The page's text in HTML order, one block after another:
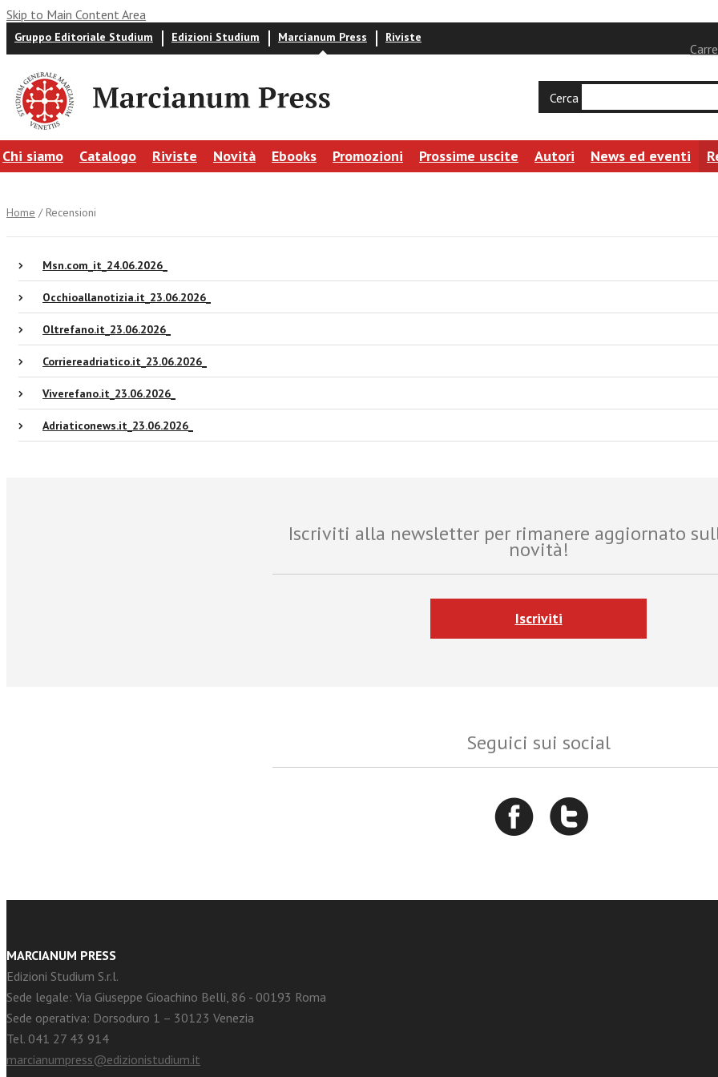
Skip to Main Content Area
Gruppo Editoriale Studium Edizioni Studium Marcianum Press Riviste
Cerca
Chi siamo Catalogo Riviste Novità Ebooks Promozioni Prossime uscite Autori News ed eventi
Home / Recensioni
Msn.com_it_24.06.2026_
Occhioallanotizia.it_23.06.2026_
Oltrefano.it_23.06.2026_
Corriereadriatico.it_23.06.2026_
Viverefano.it_23.06.2026_
Adriaticonews.it_23.06.2026_
Iscriviti alla newsletter per rimanere aggiornato
novità!
Iscriviti
Seguici sui social
MARCIANUM PRESS
Edizioni Studium S.r.l.
Sede legale: Via Giuseppe Gioachino Belli, 86 - 00193 Roma
Sede operativa: Dorsoduro 1 – 30123 Venezia
Tel. 041 27 43 914
marcianumpress@edizionistudium.it